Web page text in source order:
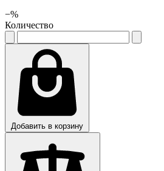
−%
Количество
Добавить в корзину